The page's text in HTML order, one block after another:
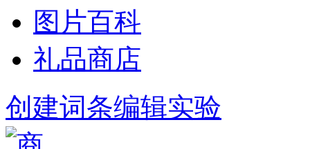
图片百科
礼品商店
创建词条编辑实验